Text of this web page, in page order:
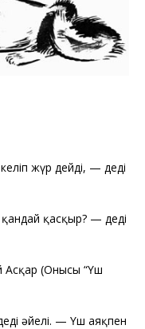
жүр дейді, — деді
қасқыр? — деді
Асқар (Онысы “Үш
әйелі. — Үш аяқпен